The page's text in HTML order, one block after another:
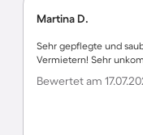
Martina D.
Sehr gepflegte und
Vermietern! Sehr
Bewertet am